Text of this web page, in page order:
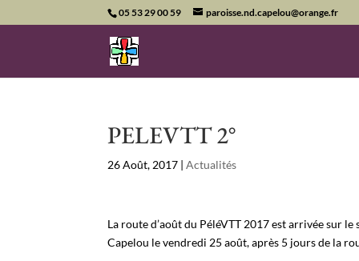
05 53 29 00 59 paroisse.nd.capelou@orange.fr
PELEVTT 2°
26 Août, 2017 |Actualités
La route d’août du PéléVTT 2017 est arrivée sur
Capelou le vendredi 25 août, après 5 jours de la